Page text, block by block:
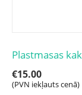
Plastmasas
€15.00
(PVN iekļauts cenā)